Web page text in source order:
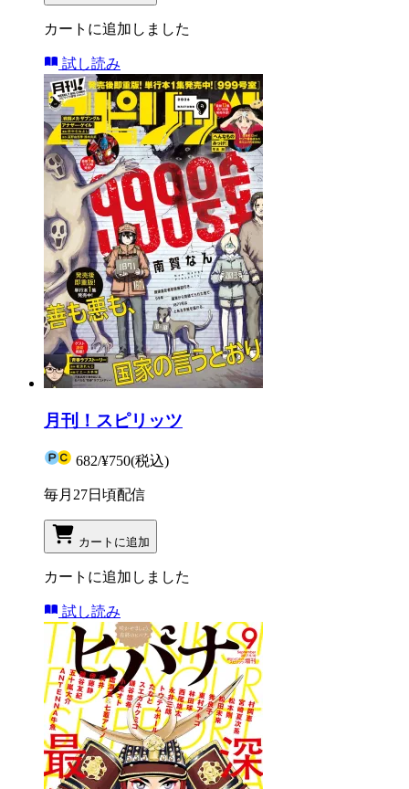
カートに追加しました
試し読み
月刊！スピリッツ
682/¥750(税込)
毎月27日頃配信
カートに追加
カートに追加しました
試し読み